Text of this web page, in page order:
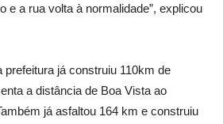
e a rua volta à normalidade”, explicou
prefeitura já construiu 110km de
a distância de Boa Vista ao
já asfaltou 164 km e construiu